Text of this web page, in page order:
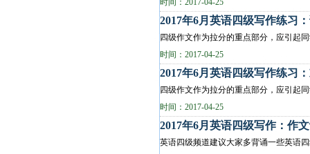
紧张，忙碌使许多人感到疲惫不堪，但
时间：2017-04-25
2017年6月英语四级写作练习
四级作文作为拉分的重点部分，应引起
provide students with an environment ...
时间：2017-04-25
2017年6月英语四级写作练习
四级作文作为拉分的重点部分，应引起
foreign delegation is to visit your u...
时间：2017-04-25
2017年6月英语四级写作：作
英语四级频道建议大家多背诵一些英语